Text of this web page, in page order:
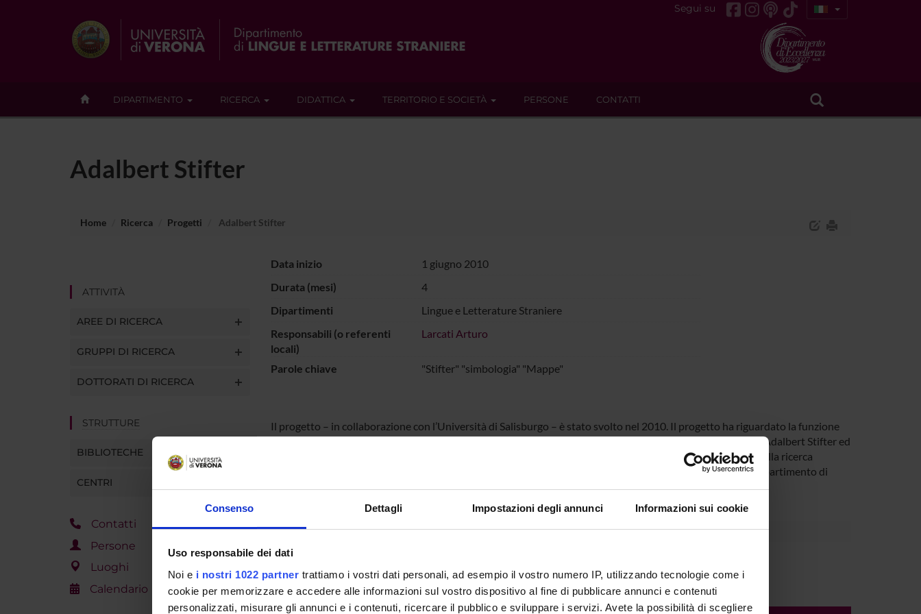
Consenso Dettagli Impostazioni degli annunci Informazioni sui cookie
Uso responsabile dei dati
Noi e i nostri 1022 partner trattiamo i vostri dati personali, ad esempio il vostro numero IP, utilizzando tecnologie come i
cookie per memorizzare e accedere alle informazioni sul vostro dispositivo al fine di pubblicare annunci e contenuti
personalizzati, misurare gli annunci e i contenuti, ricercare il pubblico e sviluppare i servizi. Avete la possibilità di scegliere
Segui su
DIPARTIMENTO RICERCA DIDATTICA TERRITORIO E SOCIETÀ PERSONE CONTATTI
Adalbert Stifter
Home Ricerca Progetti Adalbert Stifter
ATTIVITÀ
AREE DI RICERCA
GRUPPI DI RICERCA
DOTTORATI DI RICERCA
STRUTTURE
BIBLIOTECHE
CENTRI
Contatti
Persone
Luoghi
Calendario
Data inizio
1 giugno 2010
Durata (mesi)
4
Dipartimenti
Lingue e Letterature Straniere
Responsabili (o referenti
locali)
Larcati Arturo
Parole chiave "Stifter" "simbologia" "Mappe"
Il progetto – in collaborazione con l’Università di Salisburgo – è stato svolto nel 2010. Il progetto ha riguardato la funzione
simbolica dei nomi propri e dei nomi geografici nelle diverse versioni della Mappe meines Urgroßvaters di Adalbert Stifter ed
è stato finanziato dal Fond zur Förderung der wissenschaftlichen Forschung (Fondo per il finanziamento della ricerca
scientifica) di Vienna (Progetto Nr. P21348, diretto dal Prof. Herwig Gottwald, Università di Salisburgo, Dipartimento di
Germanistica).
PARTECIPANTI AL PROGETTO
Arturo Larcati